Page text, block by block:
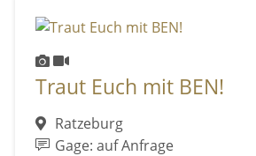
Traut Euch mit BEN!
Ratzeburg
Gage: auf Anfrage